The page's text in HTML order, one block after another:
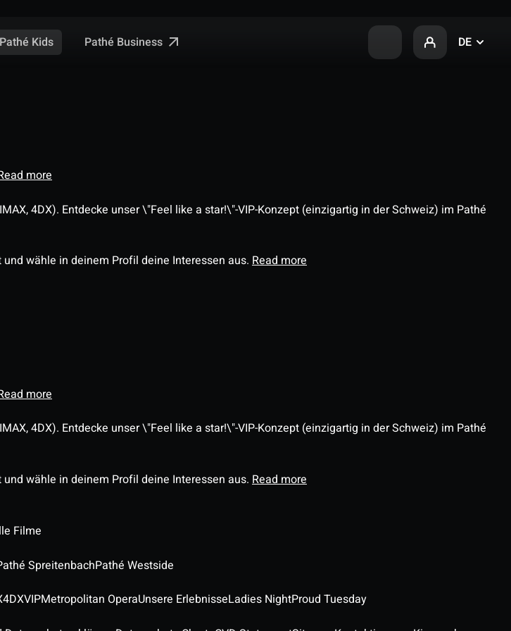
Pathé Kids Pathé Business DE
more
4DX). Entdecke unser \"Feel like a star!\"-VIP-Konzept (einzigartig in der Schweiz) im Pathé
wähle in deinem Profil deine Interessen aus. Read more
more
4DX). Entdecke unser \"Feel like a star!\"-VIP-Konzept (einzigartig in der Schweiz) im Pathé
wähle in deinem Profil deine Interessen aus. Read more
Filme
SpreitenbachPathé Westside
4DXVIPMetropolitan OperaUnsere ErlebnisseLadies NightProud Tuesday